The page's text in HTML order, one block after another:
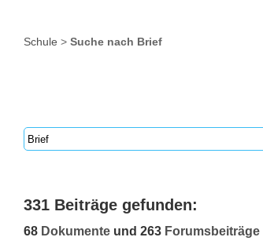
Schule > Suche nach Brief
331 Beiträge gefunden:
68 Dokumente und 263 Forumsbeiträge